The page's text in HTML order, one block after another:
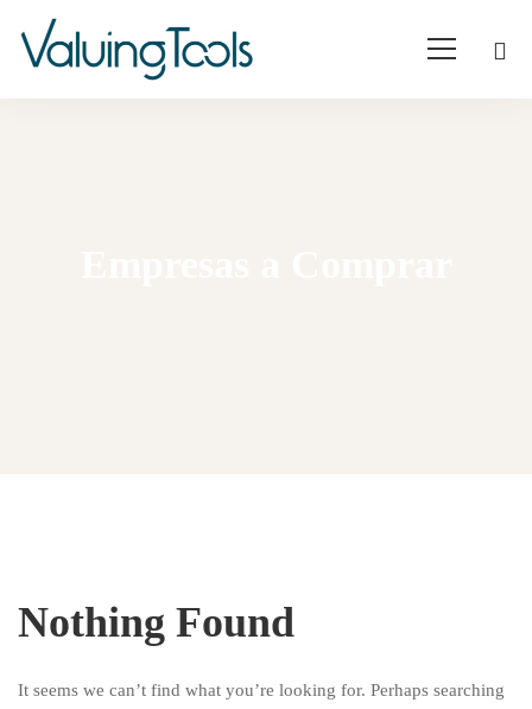
Nothing Found
It seems we can’t find what you’re looking for. Perhaps searching